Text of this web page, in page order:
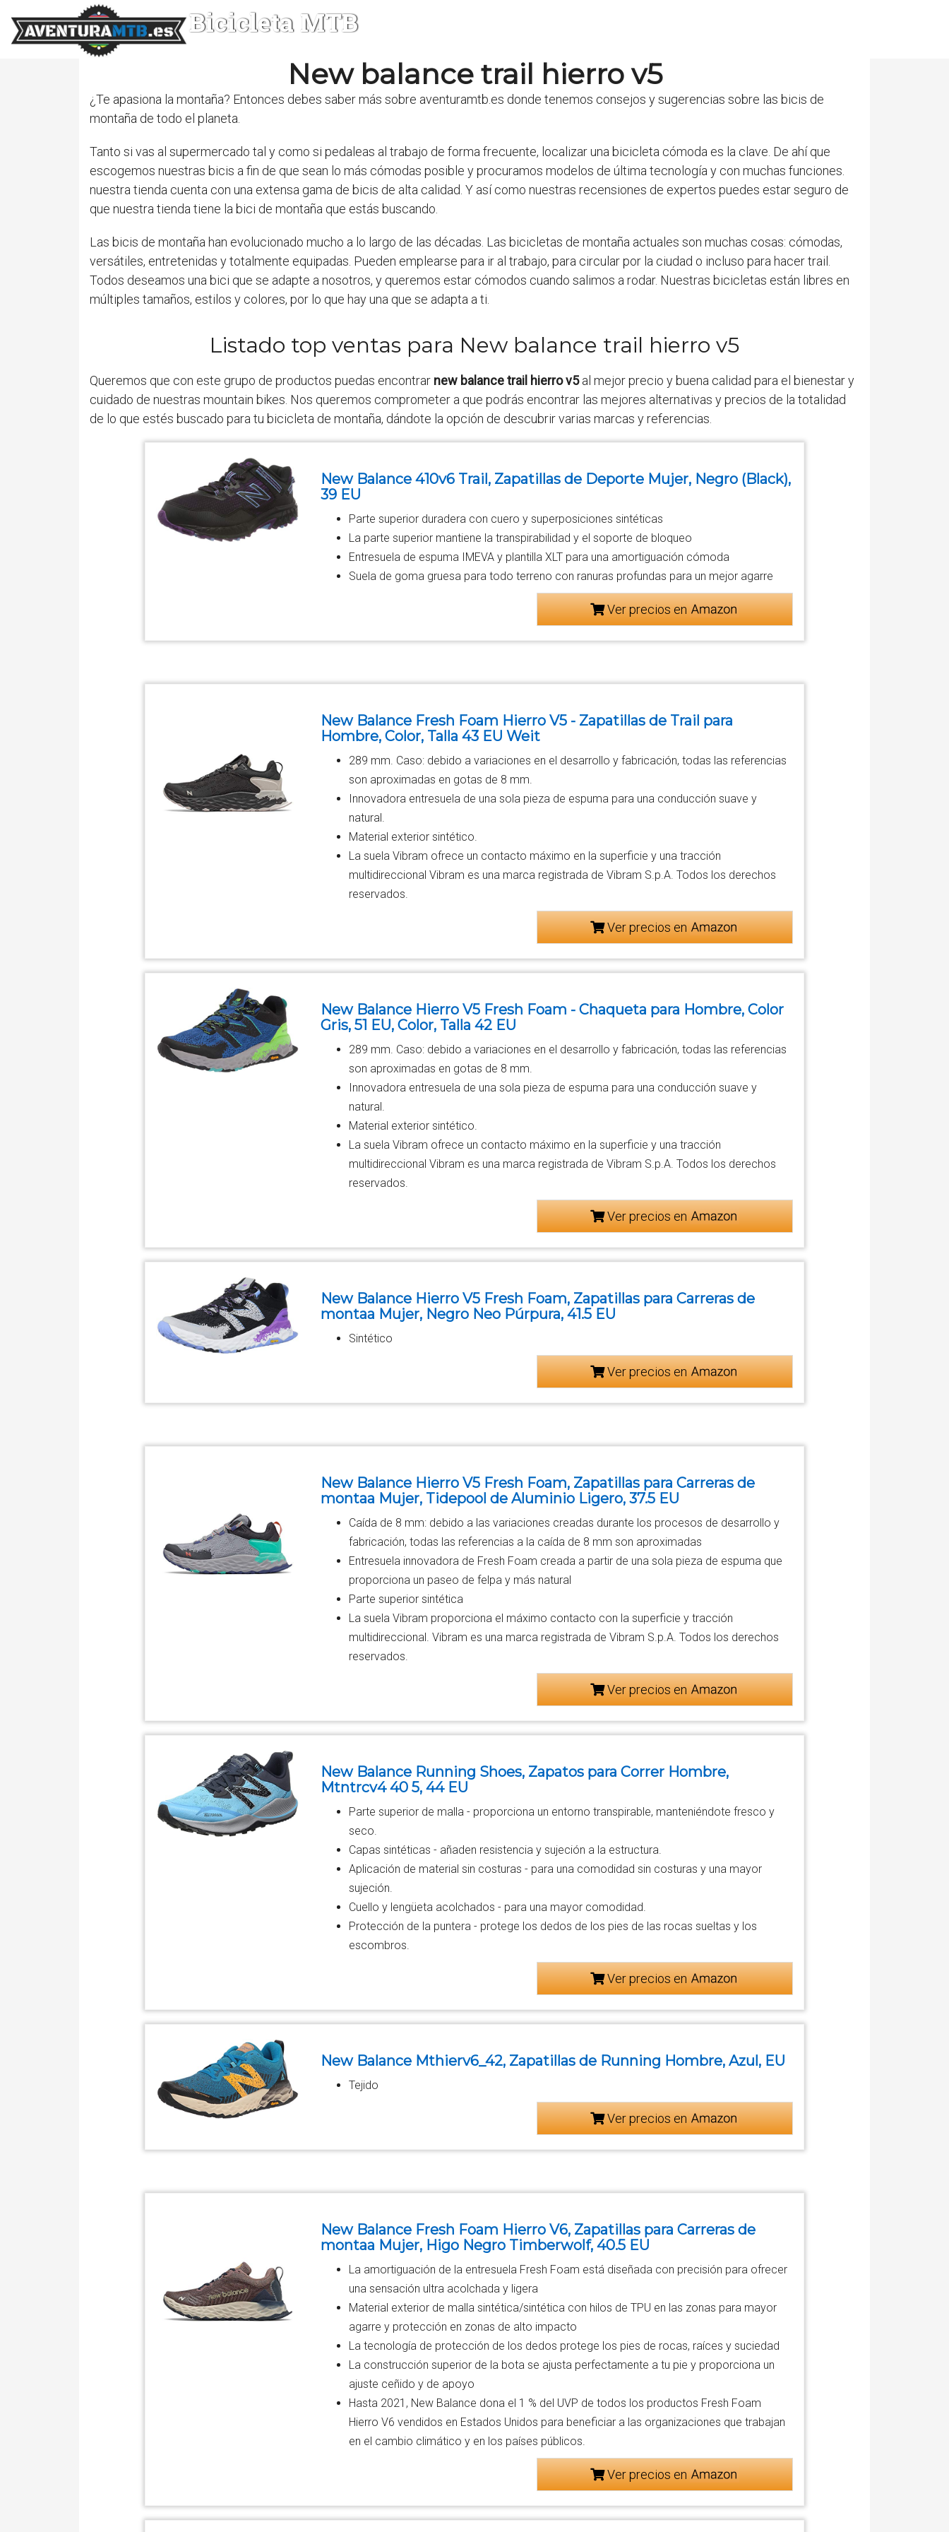
Bicicleta MTB
New balance trail hierro v5
¿Te apasiona la montaña? Entonces debes saber más sobre aventuramtb.es donde tenemos consejos y sugerencias sobre las bicis de
montaña de todo el planeta.
Tanto si vas al supermercado tal y como si pedaleas al trabajo de forma frecuente, localizar una bicicleta cómoda es la clave. De ahí que
escogemos nuestras bicis a fin de que sean lo más cómodas posible y procuramos modelos de última tecnología y con muchas funciones.
nuestra tienda cuenta con una extensa gama de bicis de alta calidad. Y así como nuestras recensiones de expertos puedes estar seguro de
que nuestra tienda tiene la bici de montaña que estás buscando.
Las bicis de montaña han evolucionado mucho a lo largo de las décadas. Las bicicletas de montaña actuales son muchas cosas: cómodas,
versátiles, entretenidas y totalmente equipadas. Pueden emplearse para ir al trabajo, para circular por la ciudad o incluso para hacer trail.
Todos deseamos una bici que se adapte a nosotros, y queremos estar cómodos cuando salimos a rodar. Nuestras bicicletas están libres en
múltiples tamaños, estilos y colores, por lo que hay una que se adapta a ti.
Listado top ventas para New balance trail hierro v5
Queremos que con este grupo de productos puedas encontrar new balance trail hierro v5al mejor precio y buena calidad para el bienestar y
cuidado de nuestras mountain bikes. Nos queremos comprometer a que podrás encontrar las mejores alternativas y precios de la totalidad
de lo que estés buscado para tu bicicleta de montaña, dándote la opción de descubrir varias marcas y referencias.
New Balance 410v6 Trail, Zapatillas de Deporte Mujer, Negro (Black),
39 EU
Parte superior duradera con cuero y superposiciones sintéticas
La parte superior mantiene la transpirabilidad y el soporte de bloqueo
Entresuela de espuma IMEVA y plantilla XLT para una amortiguación cómoda
Suela de goma gruesa para todo terreno con ranuras profundas para un mejor agarre
Ver precios en
New Balance Fresh Foam Hierro V5 - Zapatillas de Trail para
Hombre, Color, Talla 43 EU Weit
289 mm. Caso: debido a variaciones en el desarrollo y fabricación, todas las referencias
son aproximadas en gotas de 8 mm.
Innovadora entresuela de una sola pieza de espuma para una conducción suave y
natural.
Material exterior sintético.
La suela Vibram ofrece un contacto máximo en la superficie y una tracción
multidireccional Vibram es una marca registrada de Vibram S.p.A. Todos los derechos
reservados.
Ver precios en
New Balance Hierro V5 Fresh Foam - Chaqueta para Hombre, Color
Gris, 51 EU, Color, Talla 42 EU
289 mm. Caso: debido a variaciones en el desarrollo y fabricación, todas las referencias
son aproximadas en gotas de 8 mm.
Innovadora entresuela de una sola pieza de espuma para una conducción suave y
natural.
Material exterior sintético.
La suela Vibram ofrece un contacto máximo en la superficie y una tracción
multidireccional Vibram es una marca registrada de Vibram S.p.A. Todos los derechos
reservados.
Ver precios en
New Balance Hierro V5 Fresh Foam, Zapatillas para Carreras de
montaa Mujer, Negro Neo Púrpura, 41.5 EU
Sintético
Ver precios en
New Balance Hierro V5 Fresh Foam, Zapatillas para Carreras de
montaa Mujer, Tidepool de Aluminio Ligero, 37.5 EU
Caída de 8 mm: debido a las variaciones creadas durante los procesos de desarrollo y
fabricación, todas las referencias a la caída de 8 mm son aproximadas
Entresuela innovadora de Fresh Foam creada a partir de una sola pieza de espuma que
proporciona un paseo de felpa y más natural
Parte superior sintética
La suela Vibram proporciona el máximo contacto con la superficie y tracción
multidireccional. Vibram es una marca registrada de Vibram S.p.A. Todos los derechos
reservados.
Ver precios en
New Balance Running Shoes, Zapatos para Correr Hombre,
Mtntrcv4 40 5, 44 EU
Parte superior de malla - proporciona un entorno transpirable, manteniéndote fresco y
seco.
Capas sintéticas - añaden resistencia y sujeción a la estructura.
Aplicación de material sin costuras - para una comodidad sin costuras y una mayor
sujeción.
Cuello y lengüeta acolchados - para una mayor comodidad.
Protección de la puntera - protege los dedos de los pies de las rocas sueltas y los
escombros.
Ver precios en
New Balance Mthierv6_42, Zapatillas de Running Hombre, Azul, EU
Tejido
Ver precios en
New Balance Fresh Foam Hierro V6, Zapatillas para Carreras de
montaa Mujer, Higo Negro Timberwolf, 40.5 EU
La amortiguación de la entresuela Fresh Foam está diseñada con precisión para ofrecer
una sensación ultra acolchada y ligera
Material exterior de malla sintética/sintética con hilos de TPU en las zonas para mayor
agarre y protección en zonas de alto impacto
La tecnología de protección de los dedos protege los pies de rocas, raíces y suciedad
La construcción superior de la bota se ajusta perfectamente a tu pie y proporciona un
ajuste ceñido y de apoyo
Hasta 2021, New Balance dona el 1 % del UVP de todos los productos Fresh Foam
Hierro V6 vendidos en Estados Unidos para beneficiar a las organizaciones que trabajan
en el cambio climático y en los países públicos.
Ver precios en